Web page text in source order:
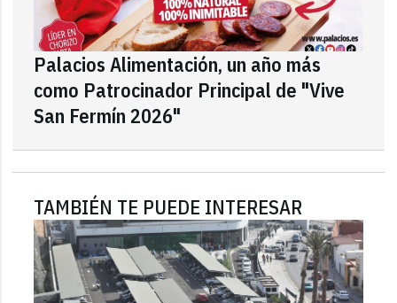
Palacios Alimentación, un año más
como Patrocinador Principal de "Vive
San Fermín 2026"
TAMBIÉN TE PUEDE INTERESAR